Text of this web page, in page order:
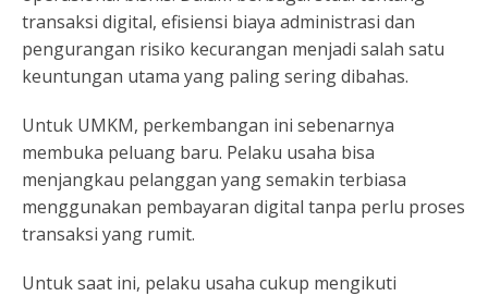
transaksi digital, efisiensi biaya administrasi dan
pengurangan risiko kecurangan menjadi salah satu
keuntungan utama yang paling sering dibahas.
Untuk UMKM, perkembangan ini sebenarnya
membuka peluang baru. Pelaku usaha bisa
menjangkau pelanggan yang semakin terbiasa
menggunakan pembayaran digital tanpa perlu proses
transaksi yang rumit.
Untuk saat ini, pelaku usaha cukup mengikuti